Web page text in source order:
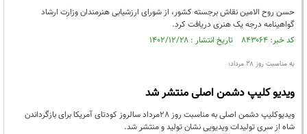
حسن روح الامین نقاش برجسته کشور، از شورای ارزشیابی هنرمندان وزارت ارشاد
گواهینامه درجه یک هنری دریافت کرد.
کد خبر: ۸۴۳۰۶۴ تاریخ انتشار : ۱۴۰۲/۱۲/۲۸
به مناسبت روز 28 مرداد؛
ویدیو کلیپ دشمن اصلی منتشر شد
ویدیوکلیپ دشمن اصلی به مناسبت روز 28مرداد سالروز کودتای آمریکا برای بازگرداندن
شاه از سری تولیدات ویدیویی نشان تولید و منتشر شد.